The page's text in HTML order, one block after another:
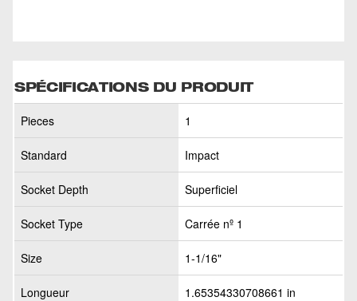
SPÉCIFICATIONS DU PRODUIT
Pieces 1
Standard Impact
Socket Depth Superficiel
Socket Type Carrée nº 1
Size 1-1/16"
Longueur 1.65354330708661 in